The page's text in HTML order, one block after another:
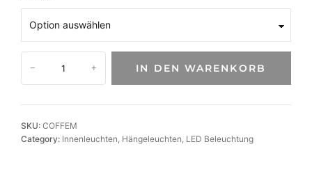
l
v
o
− + IN DEN WARENKORB
SKU: COFFEM
Category: Innenleuchten, Hängeleuchten, LED Beleuchtung